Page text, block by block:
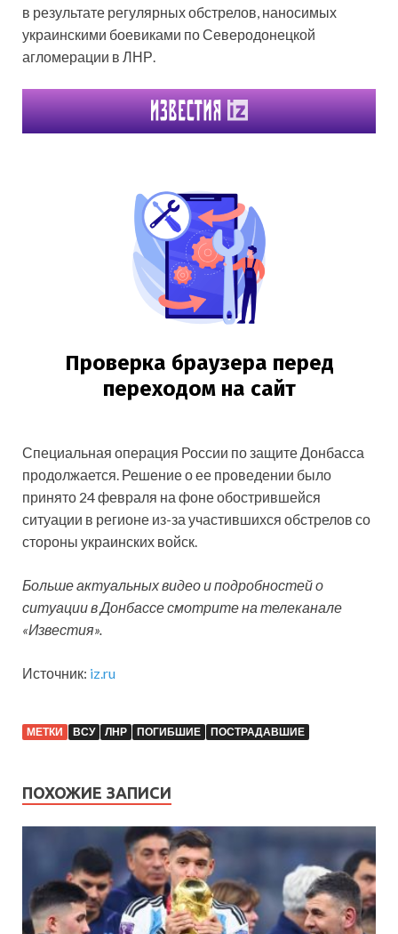
в результате регулярных обстрелов, наносимых
украинскими боевиками по Северодонецкой
агломерации в ЛНР.
Специальная операция России по защите Донбасса
продолжается. Решение о ее проведении было
принято 24 февраля на фоне обострившейся
ситуации в регионе из-за участившихся обстрелов со
стороны украинских войск.
Больше актуальных видео и подробностей о
ситуации в Донбассе смотрите на телеканале
«Известия».
Источник: iz.ru
МЕТКИ ВСУ ЛНР ПОГИБШИЕ ПОСТРАДАВШИЕ
ПОХОЖИЕ ЗАПИСИ